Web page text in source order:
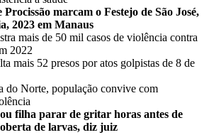
Procissão marcam o Festejo de São José,
2023 em Manaus
mais de 50 mil casos de violência contra
2022
mais 52 presos por atos golpistas de 8 de
do Norte, população convive com
filha parar de gritar horas antes de
de larvas, diz juiz